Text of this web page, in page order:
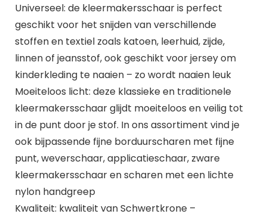
Universeel: de kleermakersschaar is perfect
geschikt voor het snijden van verschillende
stoffen en textiel zoals katoen, leerhuid, zijde,
linnen of jeansstof, ook geschikt voor jersey om
kinderkleding te naaien – zo wordt naaien leuk
Moeiteloos licht: deze klassieke en traditionele
kleermakersschaar glijdt moeiteloos en veilig tot
in de punt door je stof. In ons assortiment vind je
ook bijpassende fijne borduurscharen met fijne
punt, weverschaar, applicatieschaar, zware
kleermakersschaar en scharen met een lichte
nylon handgreep
Kwaliteit: kwaliteit van Schwertkrone –